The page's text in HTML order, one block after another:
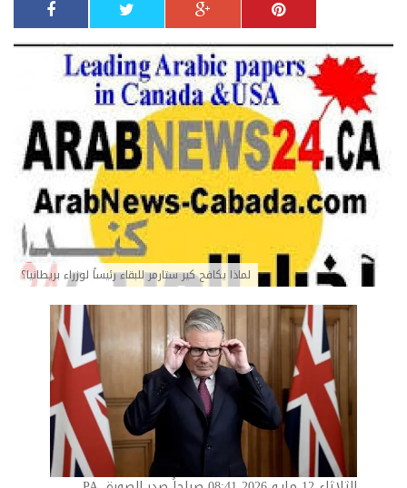
لماذا يكافح كير ستارمر للبقاء رئيساً لوزراء بريطانيا؟